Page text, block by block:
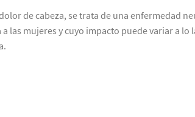
de cabeza, se trata de una enfermedad
las mujeres y cuyo impacto puede variar a lo